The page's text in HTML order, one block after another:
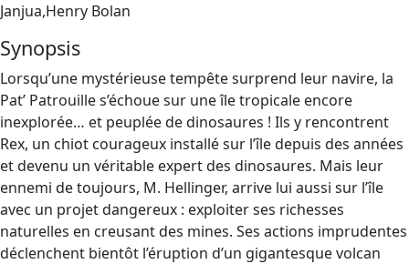
Janjua,Henry Bolan
Synopsis
Lorsqu’une mystérieuse tempête surprend leur navire, la
Pat’ Patrouille s’échoue sur une île tropicale encore
inexplorée… et peuplée de dinosaures ! Ils y rencontrent
Rex, un chiot courageux installé sur l’île depuis des années
et devenu un véritable expert des dinosaures. Mais leur
ennemi de toujours, M. Hellinger, arrive lui aussi sur l’île
avec un projet dangereux : exploiter ses richesses
naturelles en creusant des mines. Ses actions imprudentes
déclenchent bientôt l’éruption d’un gigantesque volcan